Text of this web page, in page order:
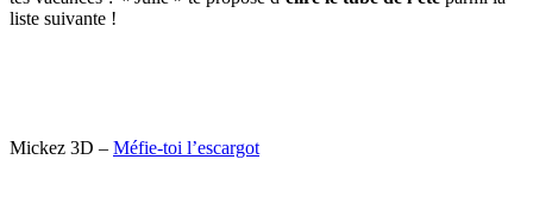
liste suivante !
Mickez 3D – Méfie-toi l’escargot